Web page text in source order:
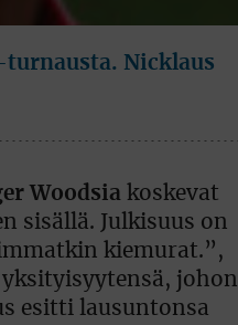
turnausta. Nicklaus
Woodsiakoskevat
sisällä. Julkisuus on
kiemurat.”,
johon
esitti lausuntonsa